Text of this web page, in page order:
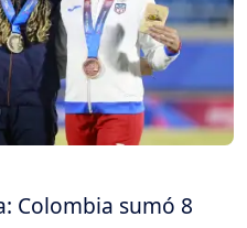
Colombia sumó 8